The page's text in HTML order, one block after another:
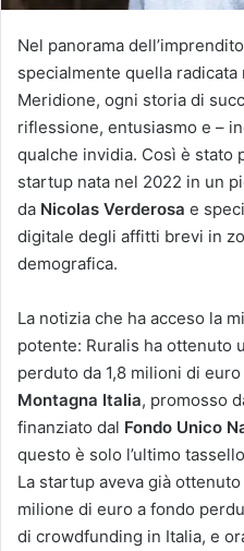
Nel panorama
specialmente quella
Meridione, ogni storia di
riflessione, entusiasmo e –
qualche invidia. Così è stato
startup nata nel 2022 in un
da Nicolas Verderosa e
digitale degli affitti brevi in
demografica.
La notizia che ha acceso la
potente: Ruralis ha ottenuto
perduto da 1,8 milioni di
Montagna Italia, promosso
finanziato dal Fondo Unico
questo è solo l’ultimo
La startup aveva già
milione di euro a fondo
di crowdfunding in Italia, e